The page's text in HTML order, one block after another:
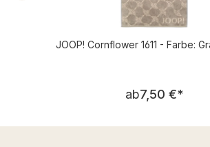
JOOP! Cornflower 1611 - Farbe:
Regulärer
ab7,50 €*